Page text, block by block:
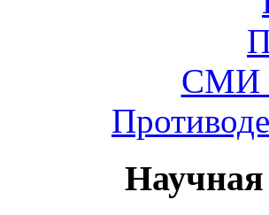
СМИ
Научная